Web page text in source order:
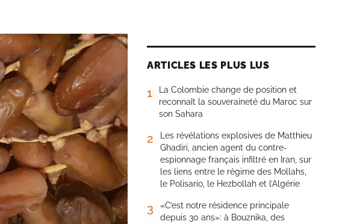
ARTICLES LES PLUS LUS
1
La Colombie change de position et
reconnaît la souveraineté du Maroc sur
son Sahara
2
Les révélations explosives de Matthieu
Ghadiri, ancien agent du contre-
espionnage français infiltré en Iran, sur
les liens entre le régime des Mollahs,
le Polisario, le Hezbollah et l’Algérie
3
«C’est notre résidence principale
depuis 30 ans»: à Bouznika, des